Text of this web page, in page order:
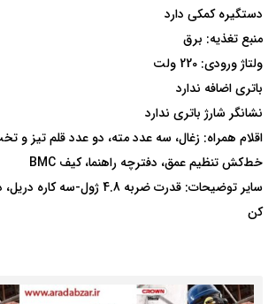
دستگیره کمکی دارد
منبع تغذیه: برق
ولتاژ ورودی: 220 ولت
باتری اضافه ندارد
نشانگر شارژ باتری ندارد
اقلام همراه: زغال، سه عدد مته، دو عدد قلم تیز و
خط‌کش تنظیم عمق، دفترچه راهنما، کیف BMC
سایر توضیحات: قدرت ضربه 4.8
کن